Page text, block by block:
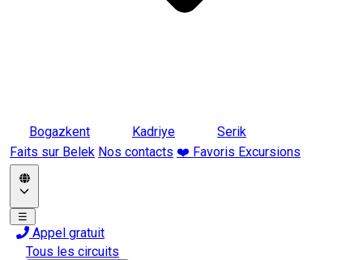
Bogazkent Kadriye
Serik
Faits sur Belek Nos contacts ❤️ Favoris Excursions
☰
Appel gratuit
Tous les circuits